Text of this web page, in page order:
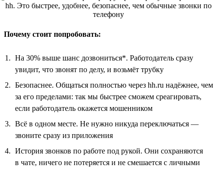
Почему стоит попробовать:
На 30% выше шанс дозвониться*. Работодатель сразу
увидит, что звонят по делу, и возьмёт трубку
Безопаснее. Общаться полностью через hh.ru надёжнее, чем
за его пределами: так мы быстрее сможем среагировать,
если работодатель окажется мошенником
Всё в одном месте. Не нужно никуда переключаться —
звоните сразу из приложения
История звонков по работе под рукой. Они сохраняются
в чате, ничего не потеряется и не смешается с личными